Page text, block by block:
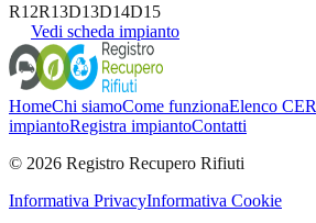
R12R13D13D14D15
Vedi scheda impianto
HomeChi siamoCome funzionaElenco CER
impiantoRegistra impiantoContatti
© 2026 Registro Recupero Rifiuti
Informativa PrivacyInformativa Cookie